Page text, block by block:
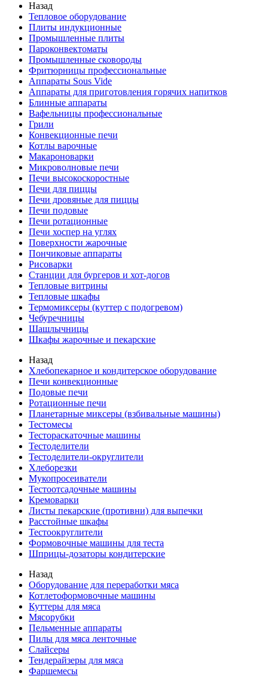
Назад
Тепловое оборудование
Плиты индукционные
Промышленные плиты
Пароконвектоматы
Промышленные сковороды
Фритюрницы профессиональные
Аппараты Sous Vide
Аппараты для приготовления горячих напитков
Блинные аппараты
Вафельницы профессиональные
Грили
Конвекционные печи
Котлы варочные
Макароноварки
Микроволновые печи
Печи высокоскоростные
Печи для пиццы
Печи дровяные для пиццы
Печи подовые
Печи ротационные
Печи хоспер на углях
Поверхности жарочные
Пончиковые аппараты
Рисоварки
Станции для бургеров и хот-догов
Тепловые витрины
Тепловые шкафы
Термомиксеры (куттер с подогревом)
Чебуречницы
Шашлычницы
Шкафы жарочные и пекарские
Назад
Хлебопекарное и кондитерское оборудование
Печи конвекционные
Подовые печи
Ротационные печи
Планетарные миксеры (взбивальные машины)
Тестомесы
Тестораскаточные машины
Тестоделители
Тестоделители-округлители
Хлеборезки
Мукопросеиватели
Тестоотсадочные машины
Кремоварки
Листы пекарские (противни) для выпечки
Расстойные шкафы
Тестоокруглители
Формовочные машины для теста
Шприцы-дозаторы кондитерские
Назад
Оборудование для переработки мяса
Котлетоформовочные машины
Куттеры для мяса
Мясорубки
Пельменные аппараты
Пилы для мяса ленточные
Слайсеры
Тендерайзеры для мяса
Фаршемесы